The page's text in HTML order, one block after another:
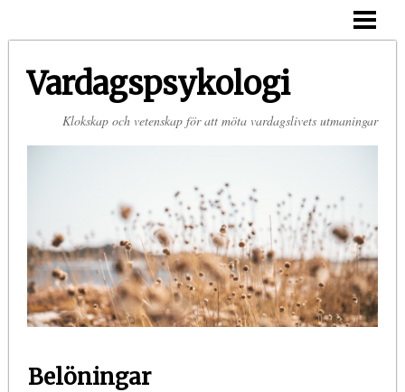
KONTAKT
Vardagspsykologi
Klokskap och vetenskap för att möta vardagslivets utmaningar
Belöningar